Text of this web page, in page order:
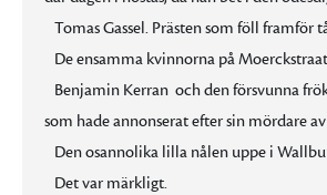
Tomas Gassel. Prästen som föll framför
De ensamma kvinnorna på
Benjamin Kerran  och den försvunna
som hade annonserat efter sin mördare
Den osannolika lilla nålen uppe i
Det var märkligt.